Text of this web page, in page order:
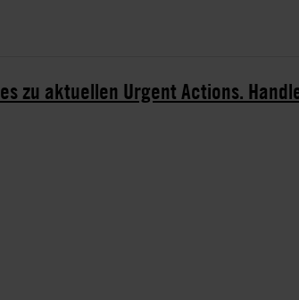
zu aktuellen Urgent Actions.